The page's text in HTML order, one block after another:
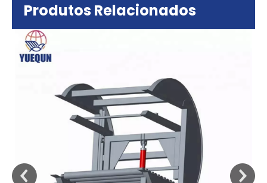
Produtos Relacionados